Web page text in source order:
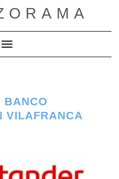
Cambiar modo de navegación
VILAFRANCA